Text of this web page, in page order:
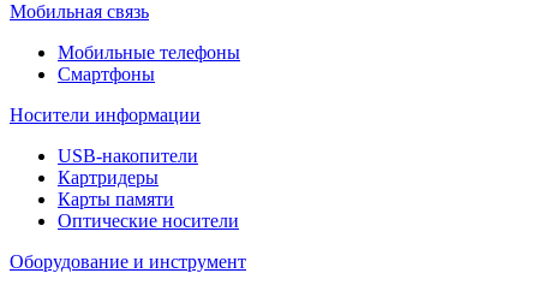
Мобильная связь
Мобильные телефоны
Смартфоны
Носители информации
USB-накопители
Картридеры
Карты памяти
Оптические носители
Оборудование и инструмент